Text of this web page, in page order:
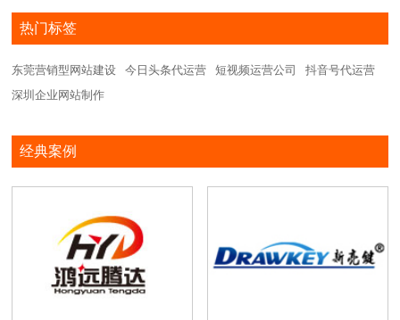
热门标签
东莞营销型网站建设 今日头条代运营 短视频运营公司
抖音号代运营
深圳企业网站制作
经典案例